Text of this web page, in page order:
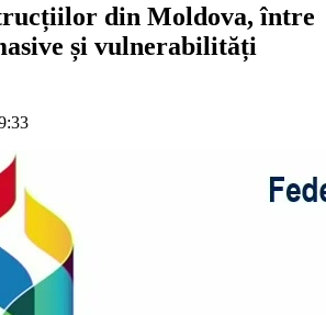
din Moldova, între
și vulnerabilități